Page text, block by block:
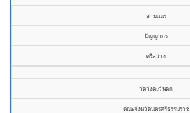
สามเณร
ปัญญากร
ศรีสว่าง
วัดวังตะวันตก
คณะจังหวัดนครศรีธรรมราช